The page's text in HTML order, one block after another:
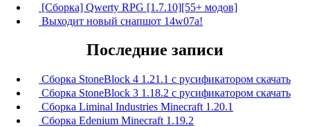
[Сборка] Qwerty RPG [1.7.10][55+ модов]
Выходит новый снапшот 14w07a!
Последние записи
Сборка StoneBlock 4 1.21.1 с русификатором скачать
Сборка StoneBlock 3 1.18.2 с русификатором скачать
Сборка Liminal Industries Minecraft 1.20.1
Сборка Edenium Minecraft 1.19.2